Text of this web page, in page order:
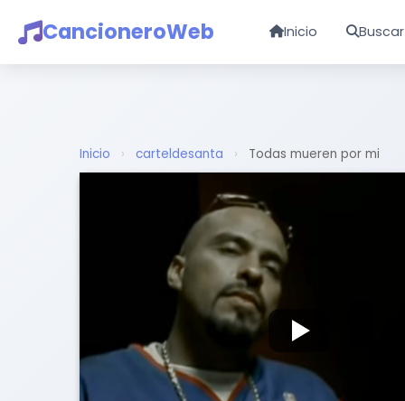
CancioneroWeb Inicio Buscar
Inicio › carteldesanta › Todas mueren por mi